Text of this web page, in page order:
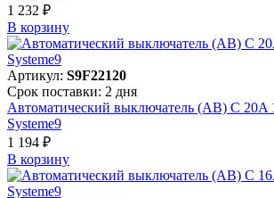
1 232 ₽
В корзинy
Артикул: S9F22120
Срок поставки: 2 дня
Автоматический выключатель (АВ) C 20A
Systeme9
1 194 ₽
В корзинy